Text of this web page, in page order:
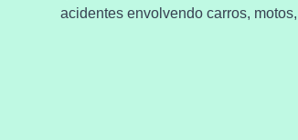
acidentes envolvendo carros,